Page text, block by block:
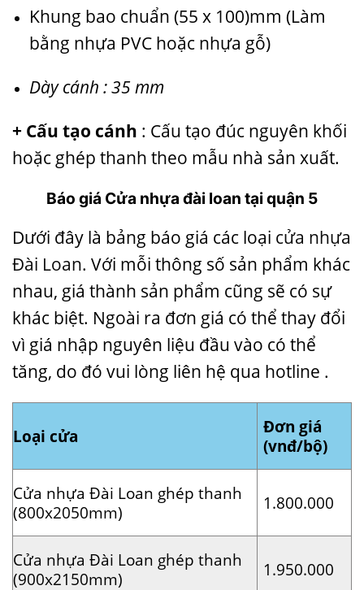
Khung bao chuẩn (55 x 100)mm (Làm
bằng nhựa PVC hoặc nhựa gỗ)
Dày cánh : 35 mm
+ Cấu tạo cánh : Cấu tạo đúc nguyên khối
hoặc ghép thanh theo mẫu nhà sản xuất.
Báo giá Cửa nhựa đài loan tại quận 5
Dưới đây là bảng báo giá các loại cửa nhựa
Đài Loan. Với mỗi thông số sản phẩm khác
nhau, giá thành sản phẩm cũng sẽ có sự
khác biệt. Ngoài ra đơn giá có thể thay đổi
vì giá nhập nguyên liệu đầu vào có thể
tăng, do đó vui lòng liên hệ qua hotline .
Loại cửa
Đơn giá
(vnđ/bộ)
Cửa nhựa Đài Loan ghép thanh
(800x2050mm)
1.800.000
Cửa nhựa Đài Loan ghép thanh
(900x2150mm)
1.950.000